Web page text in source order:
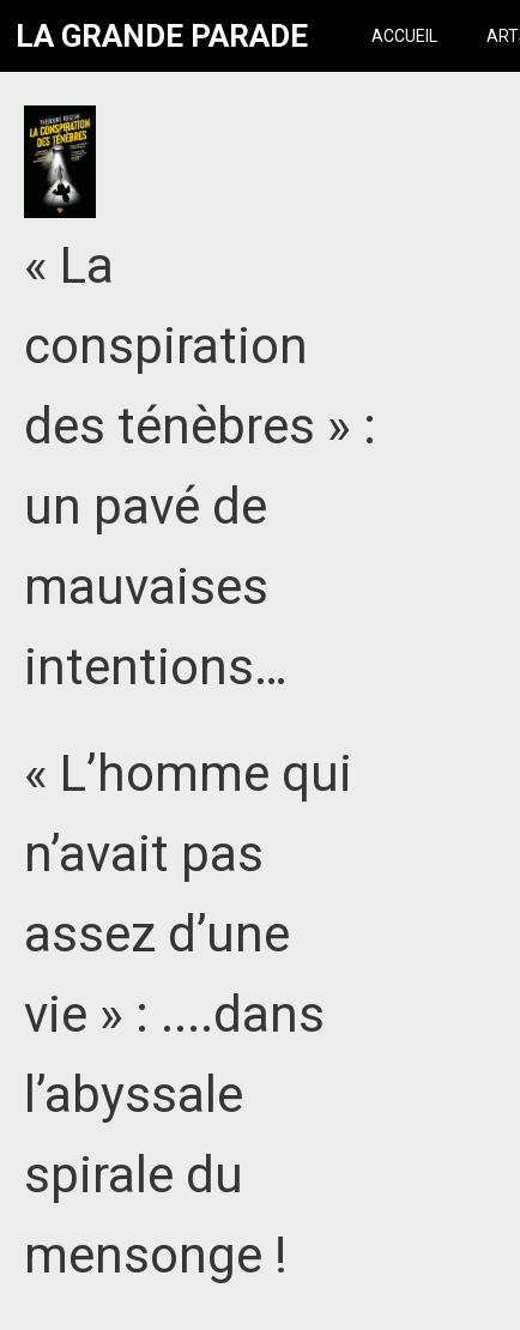
LA GRANDE PARADE ACCUEIL
« La
conspiration
des ténèbres » :
un pavé de
mauvaises
intentions…
« L’homme qui
n’avait pas
assez d’une
vie » : ....dans
l’abyssale
spirale du
mensonge !